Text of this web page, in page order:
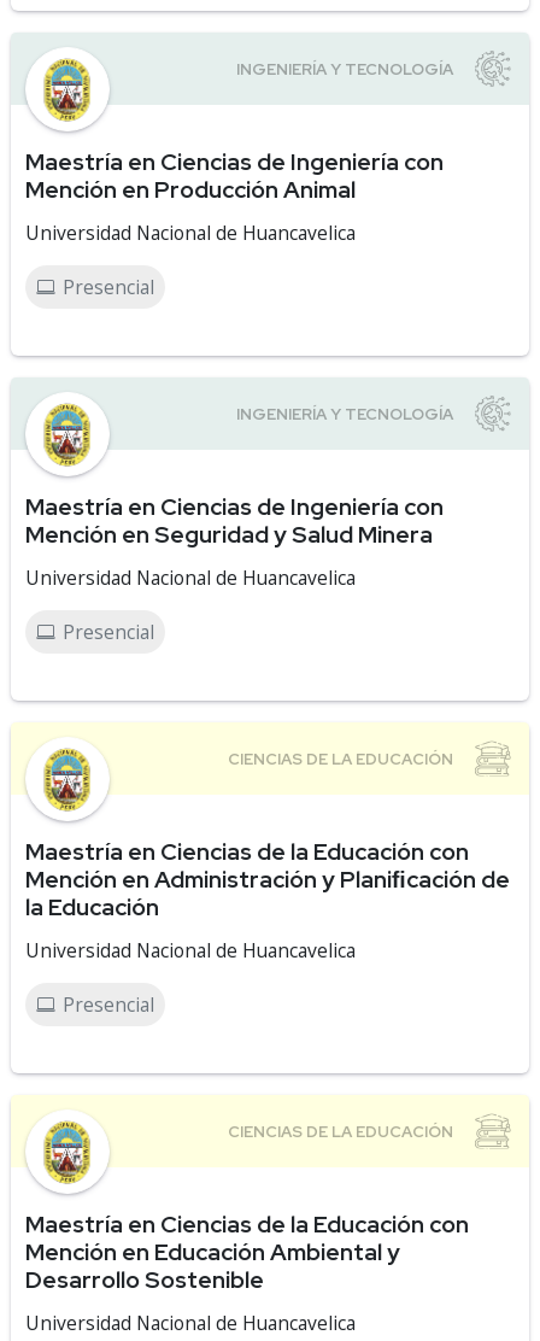
Maestría en Ciencias de Ingeniería con
Mención en Producción Animal
Universidad Nacional de Huancavelica
Presencial
Maestría en Ciencias de Ingeniería con
Mención en Seguridad y Salud Minera
Universidad Nacional de Huancavelica
Presencial
Maestría en Ciencias de la Educación con
Mención en Administración y Planiﬁcación de
la Educación
Universidad Nacional de Huancavelica
Presencial
Maestría en Ciencias de la Educación con
Mención en Educación Ambiental y
Desarrollo Sostenible
Universidad Nacional de Huancavelica